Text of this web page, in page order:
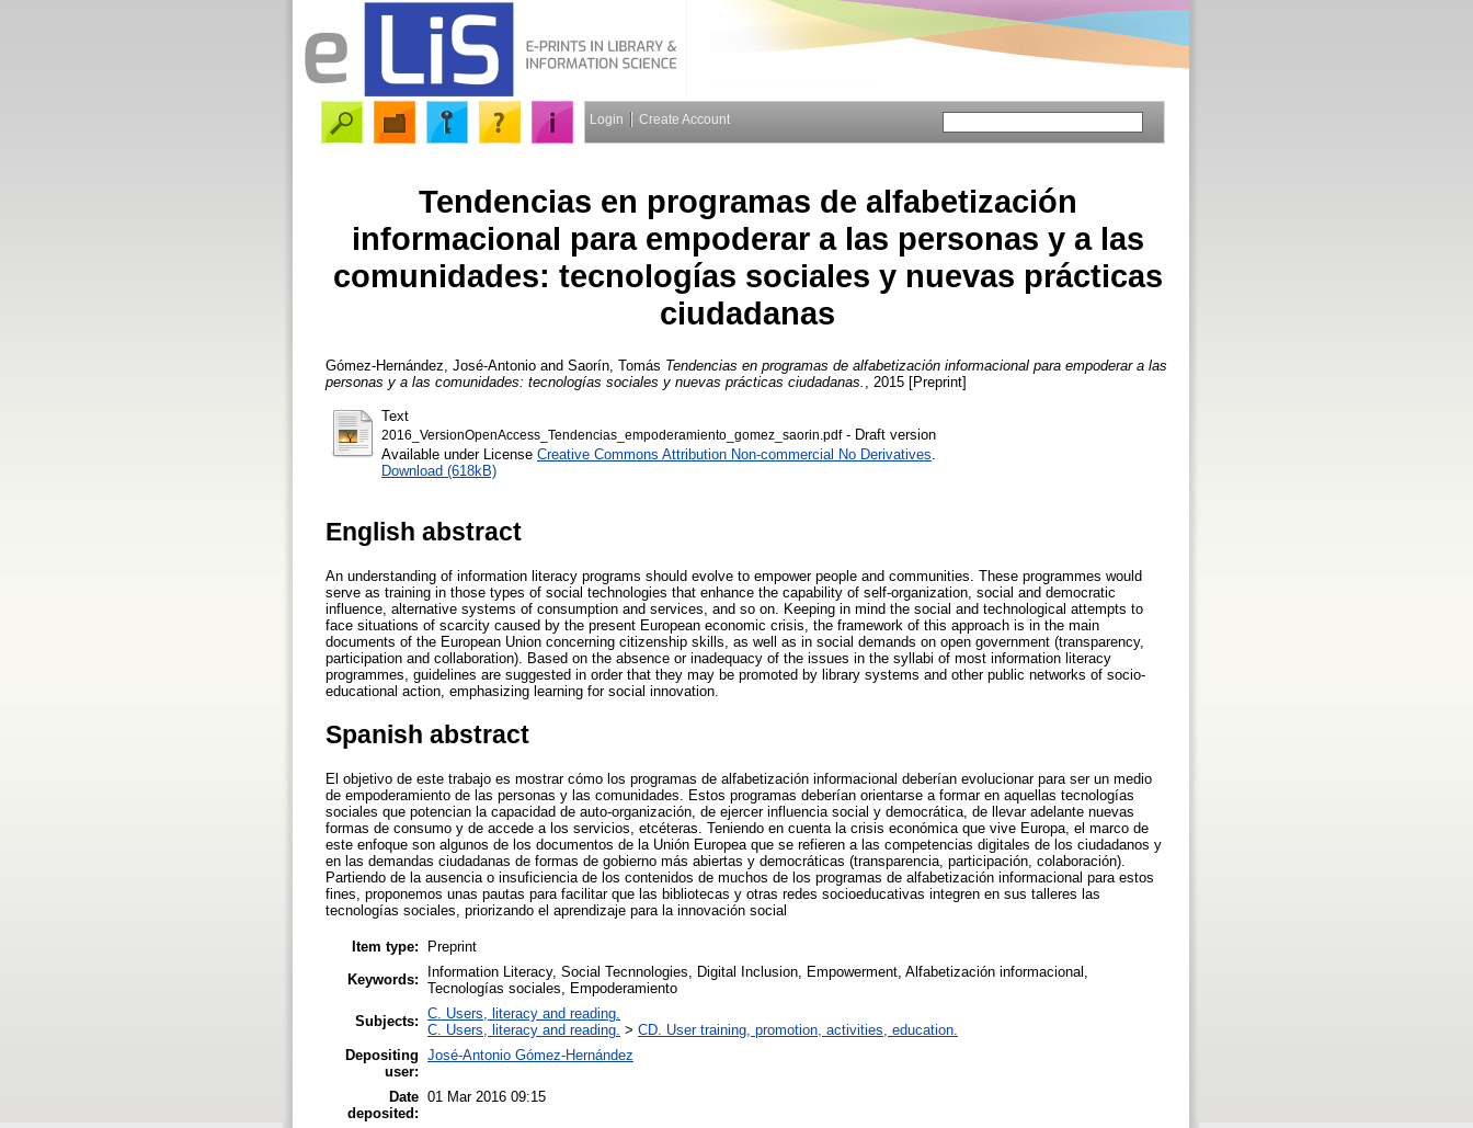
Login Create Account
Tendencias en programas de alfabetización
informacional para empoderar a las personas y a las
comunidades: tecnologías sociales y nuevas prácticas
ciudadanas
Gómez-Hernández, José-Antonio and Saorín, Tomás Tendencias en programas de alfabetización informacional para empoderar a las
personas y a las comunidades: tecnologías sociales y nuevas prácticas ciudadanas.
, 2015 [Preprint]
Text
2016_VersionOpenAccess_Tendencias_empoderamiento_gomez_saorin.pdf- Draft version
Available under License Creative Commons Attribution Non-commercial No Derivatives
Download (618kB)
English abstract
An understanding of information literacy programs should evolve to empower people and communities. These programmes would
serve as training in those types of social technologies that enhance the capability of self-organization, social and democratic
influence, alternative systems of consumption and services, and so on. Keeping in mind the social and technological attempts to
face situations of scarcity caused by the present European economic crisis, the framework of this approach is in the main
documents of the European Union concerning citizenship skills, as well as in social demands on open government (transparency,
participation and collaboration). Based on the absence or inadequacy of the issues in the syllabi of most information literacy
programmes, guidelines are suggested in order that they may be promoted by library systems and other public networks of socio­
educational action, emphasizing learning for social innovation.
Spanish abstract
El objetivo de este trabajo es mostrar cómo los programas de alfabetización informacional deberían evolucionar para ser un medio
de empoderamiento de las personas y las comunidades. Estos programas deberían orientarse a formar en aquellas tecnologías
sociales que potencian la capacidad de auto-organización, de ejercer influencia social y democrática, de llevar adelante nuevas
formas de consumo y de accede a los servicios, etcéteras. Teniendo en cuenta la crisis económica que vive Europa, el marco de
este enfoque son algunos de los documentos de la Unión Europea que se refieren a las competencias digitales de los ciudadanos y
en las demandas ciudadanas de formas de gobierno más abiertas y democráticas (transparencia, participación, colaboración).
Partiendo de la ausencia o insuficiencia de los contenidos de muchos de los programas de alfabetización informacional para estos
fines, proponemos unas pautas para facilitar que las bibliotecas y otras redes socioeducativas integren en sus talleres las
tecnologías sociales, priorizando el aprendizaje para la innovación social
Item type:
Preprint
Keywords:
Information Literacy, Social Tecnnologies, Digital Inclusion, Empowerment, Alfabetización informacional,
Tecnologías sociales, Empoderamiento
Subjects: C. Users, literacy and reading.
C. Users, literacy and reading. > CD. User training, promotion, activities, education.
Depositing
user:
José-Antonio Gómez-Hernández
Date
deposited:
01 Mar 2016 09:15